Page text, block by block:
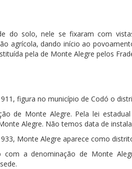
do solo, nele se fixaram com
agrícola, dando início ao
pela de Monte Alegre pelos
figura no município de Codó o
de Monte Alegre. Pela lei
Alegre. Não temos data de
Monte Alegre aparece como
com a denominação de Monte